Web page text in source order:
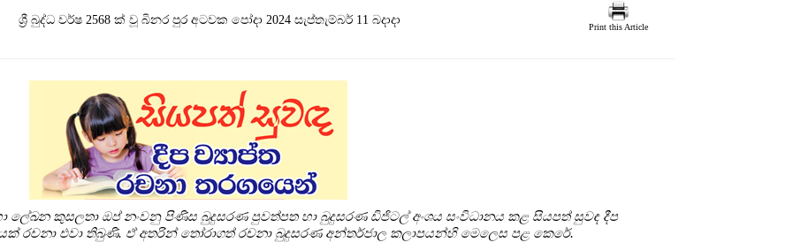
ශ්‍රී බුද්ධ වර්ෂ 2568 ක් වූ බිනර පුර අටවක පෝදා 2024 ‍සැප්තැම්බර් 11 බදාදා
Print this Article
ලේඛන කුසලතා ඔප් නංවනු පිණිස බුදුසරණ පුවත්පත හා බුදුසරණ ඩිජිටල් අංශය සංවිධානය කළ සියපත් සුවඳ දීප
රචනා එවා තිබුණි. ඒ අතරින් තෝරාගත් රචනා බුදුසරණ අන්තර්ජාල කලාපයන්හි මෙලෙස පළ කෙරේ.